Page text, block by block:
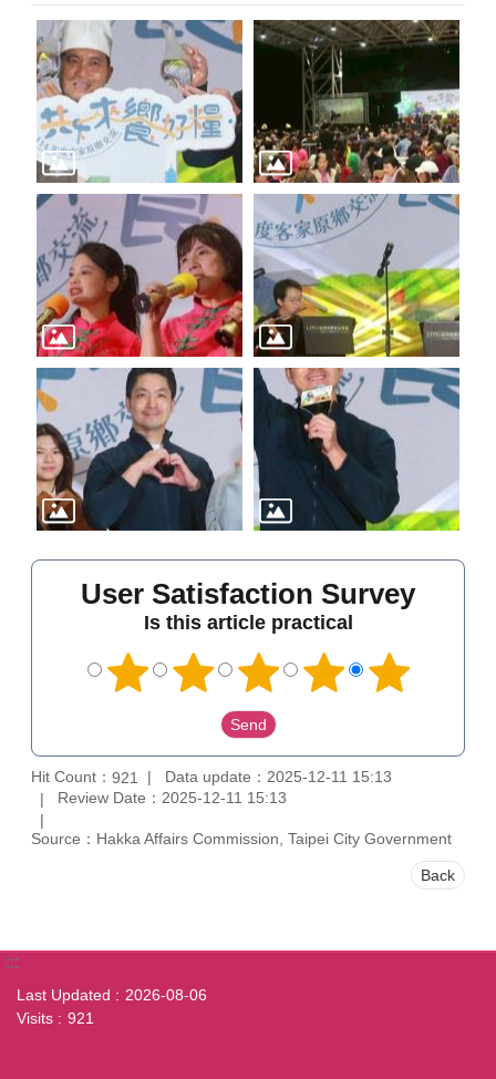
User Satisfaction Survey
Is this article practical
Hit Count： 921
Data update：2025-12-11 15:13
Review Date：2025-12-11 15:13
Source：Hakka Affairs Commission, Taipei City Government
Back
:::
Last Updated
2026-08-06
Visits
921